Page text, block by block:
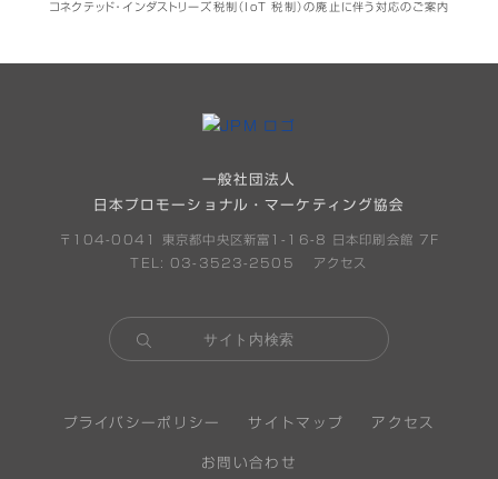
コネクテッド・インダストリーズ税制（IoT 税制）の廃止に伴う対応のご案内
一般社団法人
日本プロモーショナル・マーケティング協会
〒104-0041 東京都中央区新富1-16-8 日本印刷会館 7F
TEL: 03-3523-2505
アクセス
プライバシーポリシー サイトマップ アクセス
お問い合わせ